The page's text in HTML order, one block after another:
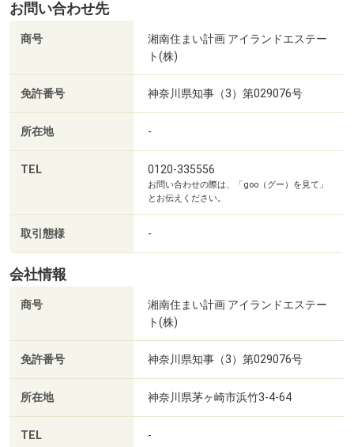
「住まいとお金、安全」をテーマに、お住まい探しの第一
歩を踏み出そうとする人を
○貯金０、頭金０でマイホームが欲しいんだけど。。。？
○私たちの年収でどれくらいローンが組めるのだろ
う。。。？
○今の会社に勤めてまだ年数が短いけど。。。？
○個人事業主なんですが。。。？
○車をローンで買ったばかりなんだけど。。。？
○今の自宅のローンがまだ残ってるけど住み替えなんてで
などなど、どんなご相談でも大歓迎です！
お気軽にご相談ください！
☆キッズスペース完備☆
お問い合わせ先
商号
湘南住まい計画 アイランドエステー
ト(株)
免許番号 神奈川県知事（3）第029076号
所在地 -
TEL 0120-335556
お問い合わせの際は、「goo（グー）を見て」
とお伝えください。
取引態様 -
会社情報
商号
湘南住まい計画 アイランドエステー
ト(株)
免許番号 神奈川県知事（3）第029076号
所在地 神奈川県茅ヶ崎市浜竹3-4-64
TEL -